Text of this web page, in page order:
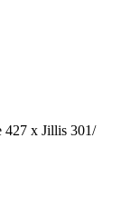
427 x Jillis 301/